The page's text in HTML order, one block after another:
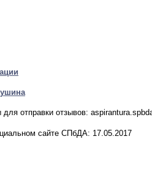
отправки отзывов:
сайте СПбДА: 17.05.2017